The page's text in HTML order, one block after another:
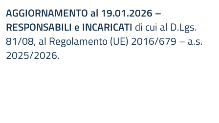
AGGIORNAMENTO al 19.01.2026 –
RESPONSABILI e INCARICATI di cui al D.Lgs.
81/08, al Regolamento (UE) 2016/679 – a.s.
2025/2026.